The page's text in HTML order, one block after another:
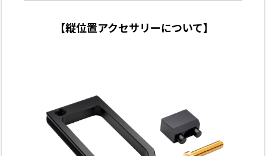
【縦位置アクセサリーについて】